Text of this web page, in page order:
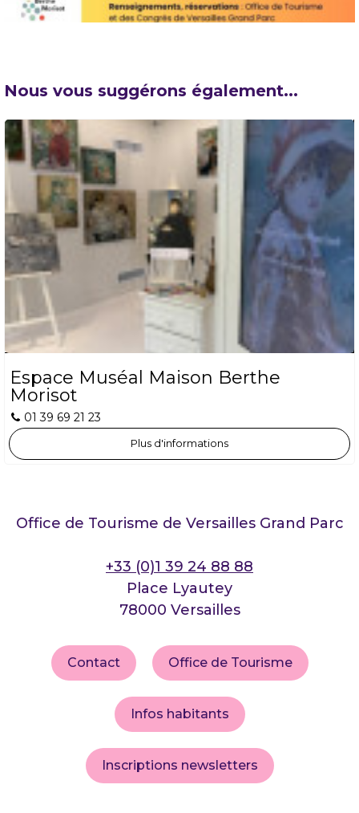
Nous vous suggérons également...
Espace Muséal Maison Berthe
Morisot
01 39 69 21 23
Plus d'informations
Office de Tourisme de Versailles Grand Parc
+33 (0)1 39 24 88 88
Place Lyautey
78000 Versailles
Contact Office de Tourisme
Infos habitants
Inscriptions newsletters